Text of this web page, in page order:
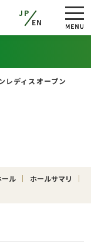
JP
EN
レディスオープン
ール
ホールサマリ